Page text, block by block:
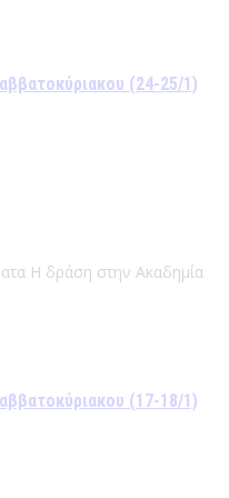
(24-25/1)
Η δράση στην Ακαδημία
(17-18/1)